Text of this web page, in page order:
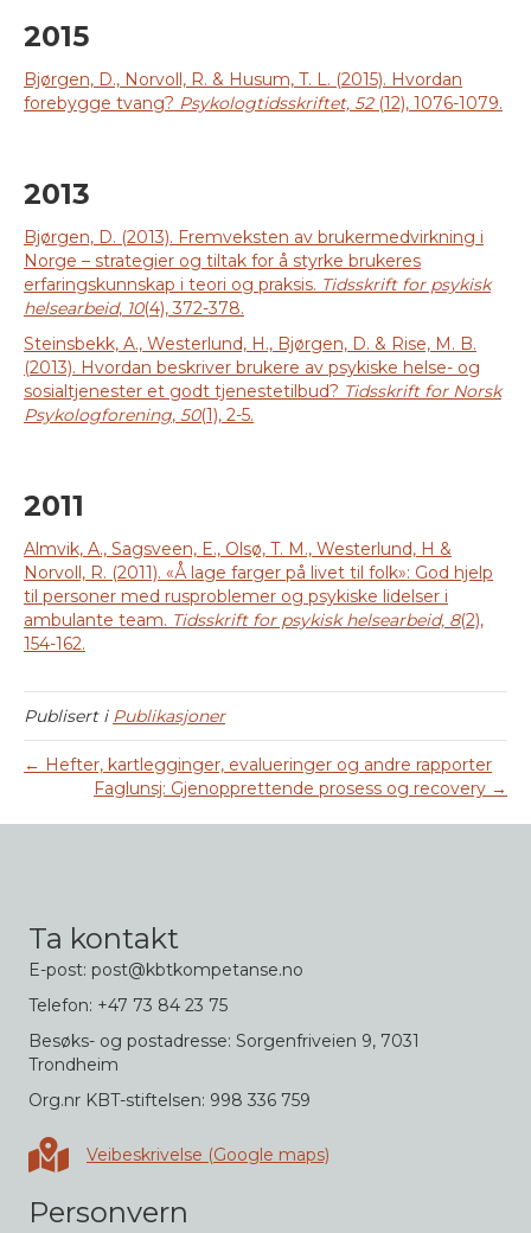
2015
Bjørgen, D., Norvoll, R. & Husum, T. L. (2015). Hvordan
forebygge tvang? Psykologtidsskriftet, 52(12), 1076-1079.
2013
Bjørgen, D. (2013). Fremveksten av brukermedvirkning i
Norge – strategier og tiltak for å styrke brukeres
erfaringskunnskap i teori og praksis. Tidsskrift for psykisk
helsearbeid, 10(4), 372-378.
Steinsbekk, A., Westerlund, H., Bjørgen, D. & Rise, M. B.
(2013). Hvordan beskriver brukere av psykiske helse- og
sosialtjenester et godt tjenestetilbud? Tidsskrift for Norsk
Psykologforening, 50(1), 2-5.
2011
Almvik, A., Sagsveen, E., Olsø, T. M., Westerlund, H &
Norvoll, R. (2011). «Å lage farger på livet til folk»: God hjelp
til personer med rusproblemer og psykiske lidelser i
ambulante team. Tidsskrift for psykisk helsearbeid, 8(2),
154-162.
Publisert i Publikasjoner
← Hefter, kartlegginger, evalueringer og andre rapporter
Faglunsj: Gjenopprettende prosess og recovery →
Ta kontakt
E-post: post@kbtkompetanse.no
Telefon: +47 73 84 23 75
Besøks- og postadresse: Sorgenfriveien 9, 7031
Trondheim
Org.nr KBT-stiftelsen: 998 336 759
Veibeskrivelse i Google maps
Veibeskrivelse (Google maps)
Personvern